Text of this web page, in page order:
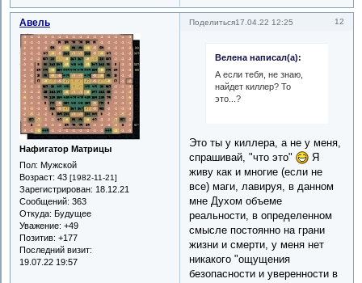
Поделиться 12
17.04.22 12:25
Авель
Нафигатор Матрицы
Пол: Мужской
Возраст: 43 [1982-11-21]
Зарегистрирован: 18.12.21
Сообщений: 363
Откуда: Будущее
Уважение: +49
Позитив: +177
Последний визит:
19.07.22 19:57
Велена написал(а):
А если тебя, не знаю,
найдет киллер? То
это...?
Это ты у киллера, а не у меня,
спрашивай, "что это"
Я
живу как и многие (если не
все) маги, лавируя, в данном
мне Духом объеме
реальности, в определенном
смысле постоянно на грани
жизни и смерти, у меня нет
никакого "ощущения
безопасности и уверенности в